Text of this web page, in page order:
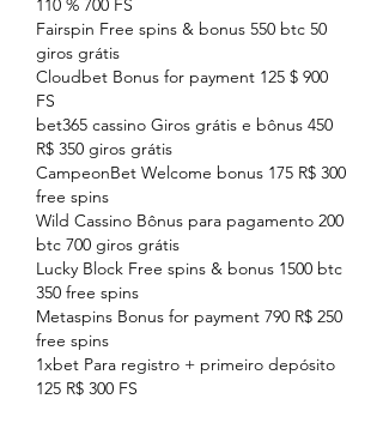
Fairspin Free spins & bonus 550 btc 50
giros grátis
Cloudbet Bonus for payment 125 $ 900
FS
bet365 cassino Giros grátis e bônus 450
R$ 350 giros grátis
CampeonBet Welcome bonus 175 R$ 300
free spins
Wild Cassino Bônus para pagamento 200
btc 700 giros grátis
Lucky Block Free spins & bonus 1500 btc
350 free spins
Metaspins Bonus for payment 790 R$ 250
free spins
1xbet Para registro + primeiro depósito
125 R$ 300 FS